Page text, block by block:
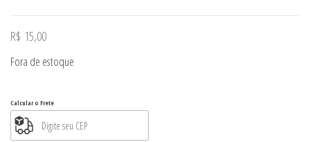
R$ 15,00
Fora de estoque
Calcular o Frete